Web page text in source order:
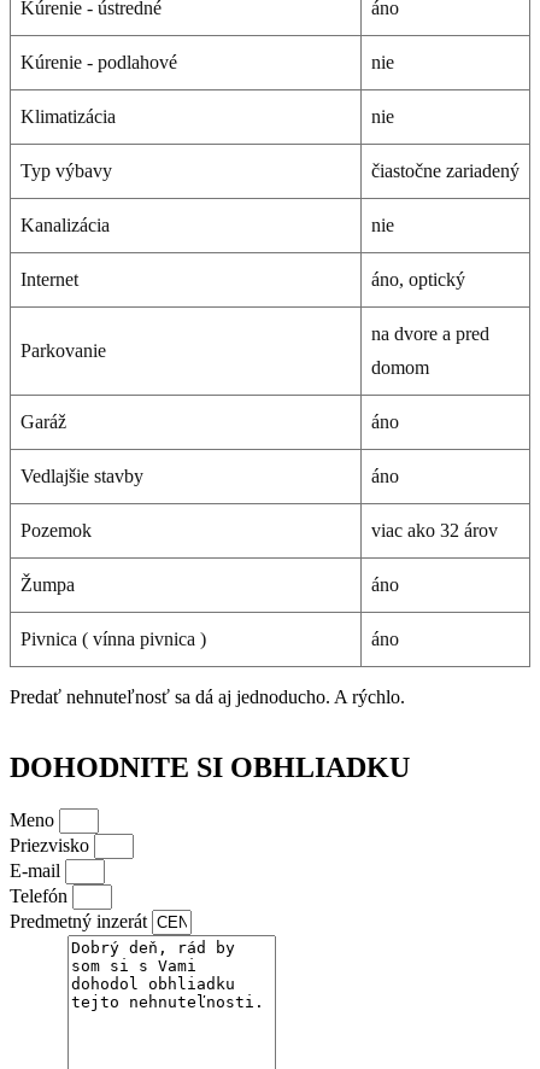
Kúrenie - ústredné áno
Kúrenie - podlahové nie
Klimatizácia nie
Typ výbavy čiastočne zariadený
Kanalizácia nie
Internet áno, optický
Parkovanie
na dvore a pred
domom
Garáž áno
Vedlajšie stavby áno
Pozemok viac ako 32 árov
Žumpa áno
Pivnica ( vínna pivnica ) áno
Predať nehnuteľnosť sa dá aj jednoducho. A rýchlo.
DOHODNITE SI OBHLIADKU
Meno
Priezvisko
E-mail
Telefón
Predmetný inzerát